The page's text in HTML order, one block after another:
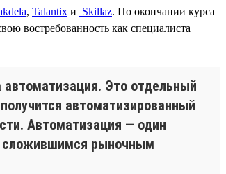
, Talantix и Skillaz. По окончании курса
востребованность как специалиста
Это отдельный
автоматизированный
Автоматизация — один
сложившимся рыночным